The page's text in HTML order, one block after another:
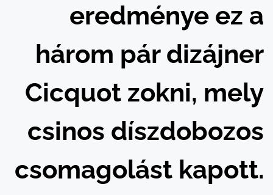
eredménye ez a
három pár dizájner
Cicquot zokni, mely
csinos díszdobozos
csomagolást kapott.